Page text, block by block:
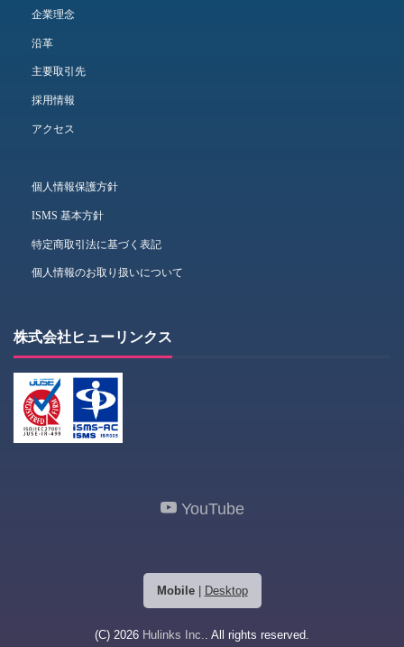
企業理念
沿革
主要取引先
採用情報
アクセス
個人情報保護方針
ISMS 基本方針
特定商取引法に基づく表記
個人情報のお取り扱いについて
株式会社ヒューリンクス
YouTube
Mobile| Desktop
(C) 2026 Hulinks Inc. . All rights reserved.